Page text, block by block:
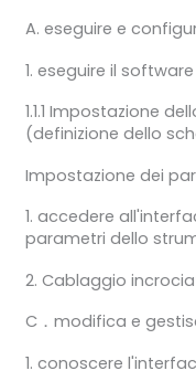
A. eseguire e
1. eseguire il software
1.1.1 Impostazione
(definizione dello
Impostazione dei
1. accedere
parametri dello
2. Cablaggio
C．modifica e
1. conoscere